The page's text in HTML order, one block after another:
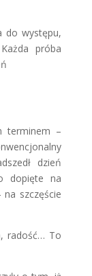
do występu,
próba
terminem –
dzień
dopięte na
szczęście
radość… To